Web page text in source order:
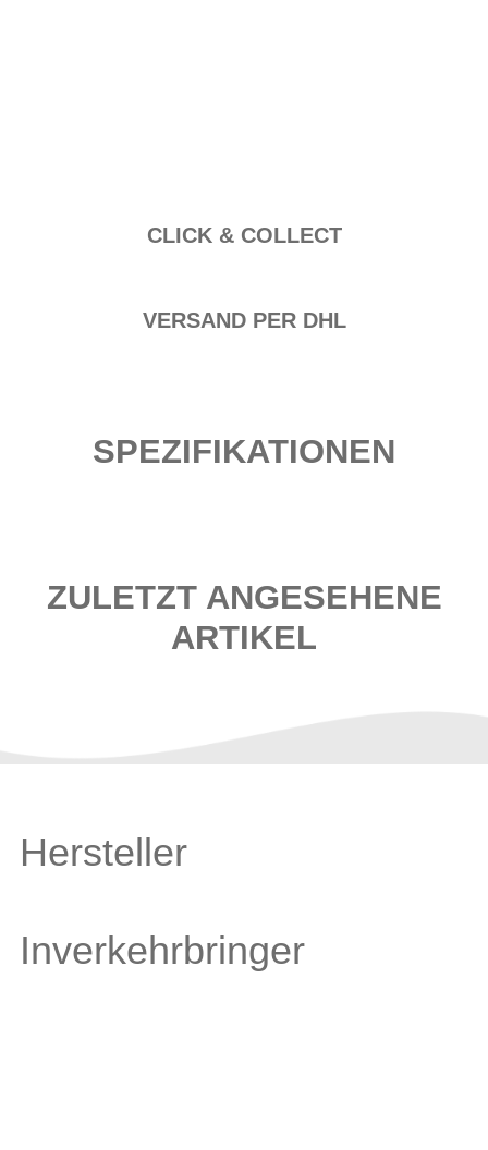
CLICK & COLLECT
VERSAND PER DHL
SPEZIFIKATIONEN
ZULETZT ANGESEHENE
ARTIKEL
Hersteller
Inverkehrbringer